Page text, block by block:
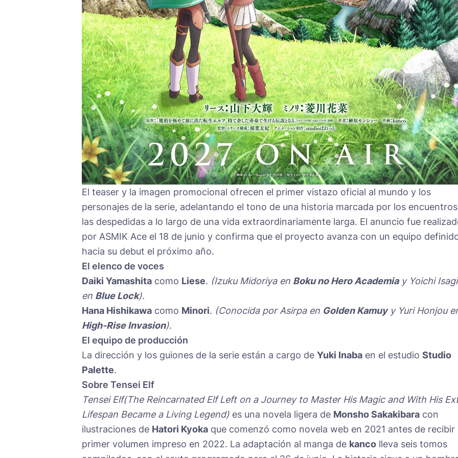
El teaser y la imagen promocional ofrecen el primer vistazo oficial al mundo y los
personajes de la serie, adelantando el tono de una historia marcada por los
las despedidas a lo largo de una vida extraordinariamente larga. El anuncio fue
por ASMIK Ace el 18 de junio y confirma que el proyecto avanza con un equipo
hacia su debut el próximo año.
El elenco de voces
Daiki Yamashita como Liese. (Izuku Midoriya en Boku no Hero Academiay Yoichi Isagi
en Blue Lock).
Hana Hishikawa como Minori. (Conocida por Asirpa en Golden Kamuyy Yuri Honjou
High-Rise Invasion).
El equipo de producción
La dirección y los guiones de la serie están a cargo de Yuki Inaba en el estudio Studio
Palette.
Sobre Tensei Elf
Tensei Elf(The Reincarnated Elf Left on a Journey to Master His Magic and With His
Lifespan Became a Living Legend) es una novela ligera de Monsho Sakakibara con
ilustraciones de Hatori Kyoka que comenzó como novela web en 2021 antes de recibir
primer volumen impreso en 2022. La adaptación al manga de kanco lleva seis tomos